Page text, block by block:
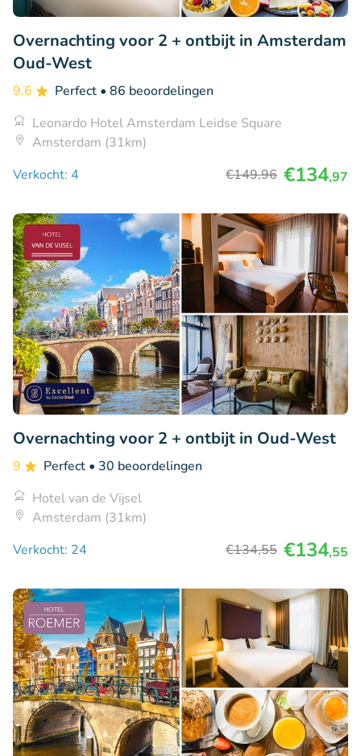
Overnachting voor 2 + ontbijt in Amsterdam
Oud-West
9.6 Perfect • 86 beoordelingen
Leonardo Hotel Amsterdam Leidse Square
Amsterdam (31km)
Verkocht: 4
€149,96 €134,97
Overnachting voor 2 + ontbijt in Oud-West
9 Perfect • 30 beoordelingen
Hotel van de Vijsel
Amsterdam (31km)
Verkocht: 24
€134,55 €134,55